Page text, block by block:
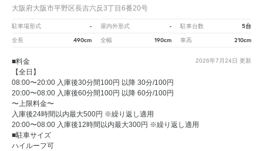
大阪府大阪市平野区長吉六反3丁目6番20号
駐車場形式 - 屋内外形式 - 駐車台数 5台
全長 490cm 全幅 190cm 車高 210cm
2026年7月24日 更新
■料金
【全日】
08:00〜20:00 入庫後30分間100円 以降 30分/100円
20:00〜08:00 入庫後60分間100円 以降 60分/100円
〜上限料金〜
入庫後24時間以内最大500円 ※繰り返し適用
20:00〜08:00 入庫後12時間以内最大300円 ※繰り返し適用
■駐車サイズ
ハイルーフ可